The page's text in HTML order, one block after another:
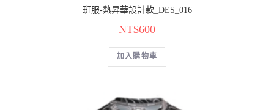
班服-熱昇華設計款_DES_016
NT$600
加入購物車